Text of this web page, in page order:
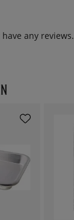
any reviews.